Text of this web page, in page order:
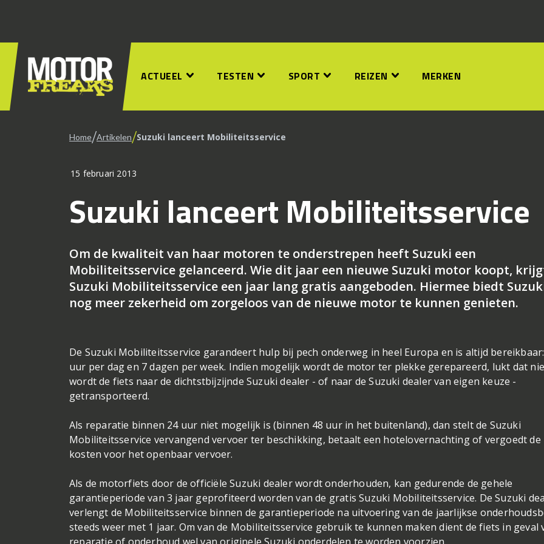
ACTUEEL TESTEN SPORT REIZEN MERKEN
Home/Artikelen/Suzuki lanceert Mobiliteitsservice
15 februari 2013
Suzuki lanceert Mobiliteitsservice
Om de kwaliteit van haar motoren te onderstrepen heeft Suzuki een
Mobiliteitsservice gelanceerd. Wie dit jaar een nieuwe Suzuki motor koopt,
Suzuki Mobiliteitsservice een jaar lang gratis aangeboden. Hiermee biedt
nog meer zekerheid om zorgeloos van de nieuwe motor te kunnen genieten.
De Suzuki Mobiliteitsservice garandeert hulp bij pech onderweg in heel Europa en is altijd
uur per dag en 7 dagen per week. Indien mogelijk wordt de motor ter plekke gerepareerd, lukt dat
wordt de fiets naar de dichtstbijzijnde Suzuki dealer - of naar de Suzuki dealer van eigen keuze -
getransporteerd.
Als reparatie binnen 24 uur niet mogelijk is (binnen 48 uur in het buitenland), dan stelt de Suzuki
Mobiliteitsservice vervangend vervoer ter beschikking, betaalt een hotelovernachting of vergoedt de
kosten voor het openbaar vervoer.
Als de motorfiets door de officiële Suzuki dealer wordt onderhouden, kan gedurende de gehele
garantieperiode van 3 jaar geprofiteerd worden van de gratis Suzuki Mobiliteitsservice. De Suzuki
verlengt de Mobiliteitsservice binnen de garantieperiode na uitvoering van de jaarlijkse
steeds weer met 1 jaar. Om van de Mobiliteitsservice gebruik te kunnen maken dient de fiets in geval